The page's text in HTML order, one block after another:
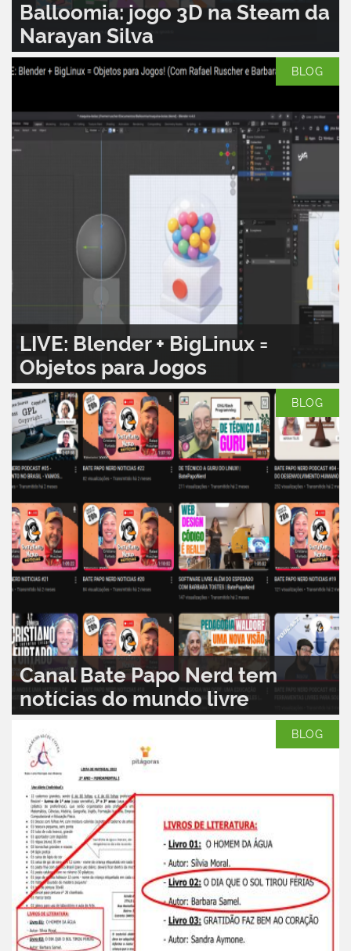
Balloomia: jogo 3D na Steam da
Narayan Silva
BLOG
LIVE: Blender + BigLinux =
Objetos para Jogos
0 LEIA MAIS...
BLOG
Canal Bate Papo Nerd tem
notícias do mundo livre
BLOG